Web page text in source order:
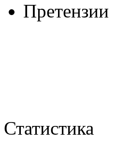
Претензии
Статистика